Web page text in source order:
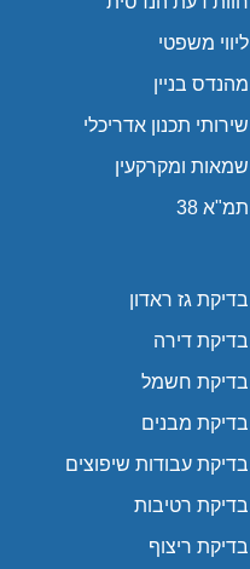
ליווי משפטי
מהנדס בניין
שירותי תכנון אדריכלי
שמאות ומקרקעין
תמ"א 38
בדיקת גז ראדון
בדיקת דירה
בדיקת חשמל
בדיקת מבנים
בדיקת עבודות שיפוצים
בדיקת רטיבות
בדיקת ריצוף